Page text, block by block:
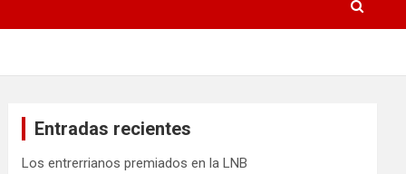
Entradas recientes
Los entrerrianos premiados en la LNB